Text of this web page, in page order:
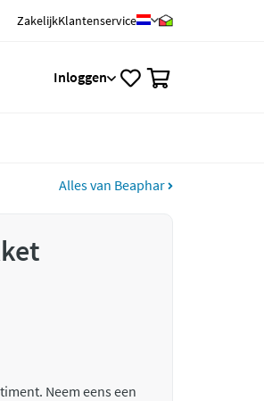
ZakelijkKlantenservice
Inloggen
Alles van Beaphar
Neem eens een